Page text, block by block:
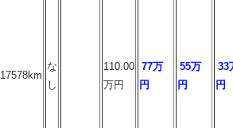
17578km
な
し
110.00
万円
77万
円
55万
円
33
円